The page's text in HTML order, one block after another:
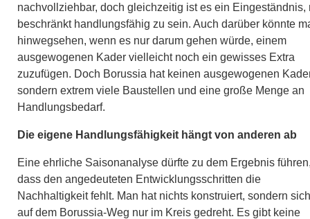
nachvollziehbar, doch gleichzeitig ist es ein Eingeständnis,
beschränkt handlungsfähig zu sein. Auch darüber könnte
hinwegsehen, wenn es nur darum gehen würde, einem
ausgewogenen Kader vielleicht noch ein gewisses Extra
zuzufügen. Doch Borussia hat keinen ausgewogenen
sondern extrem viele Baustellen und eine große Menge an
Handlungsbedarf.
Die eigene Handlungsfähigkeit hängt von anderen ab
Eine ehrliche Saisonanalyse dürfte zu dem Ergebnis
dass den angedeuteten Entwicklungsschritten die
Nachhaltigkeit fehlt. Man hat nichts konstruiert, sondern sich
auf dem Borussia-Weg nur im Kreis gedreht. Es gibt keine